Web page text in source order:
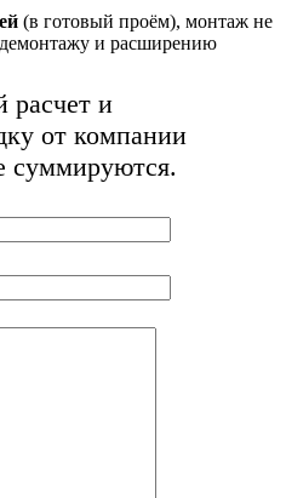
(в готовый проём), монтаж не
и расширению
расчет и
от компании
суммируются.